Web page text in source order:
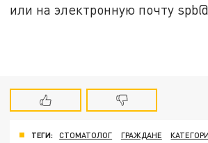
или на электронную почту
ТЕГИ: СТОМАТОЛОГ ГРАЖДАНЕ